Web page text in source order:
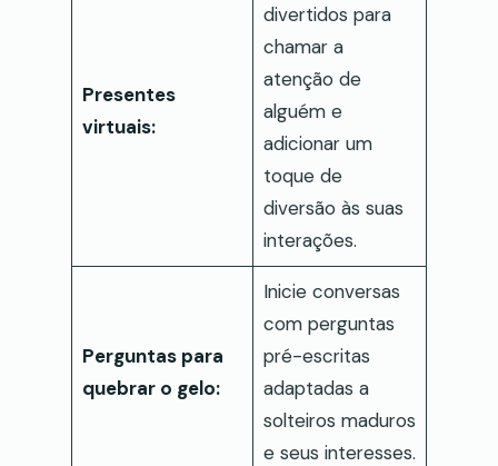
Presentes
virtuais:
divertidos para
chamar a
atenção de
alguém e
adicionar um
toque de
diversão às suas
interações.
Perguntas para
quebrar o gelo:
Inicie conversas
com perguntas
pré-escritas
adaptadas a
solteiros maduros
e seus interesses.